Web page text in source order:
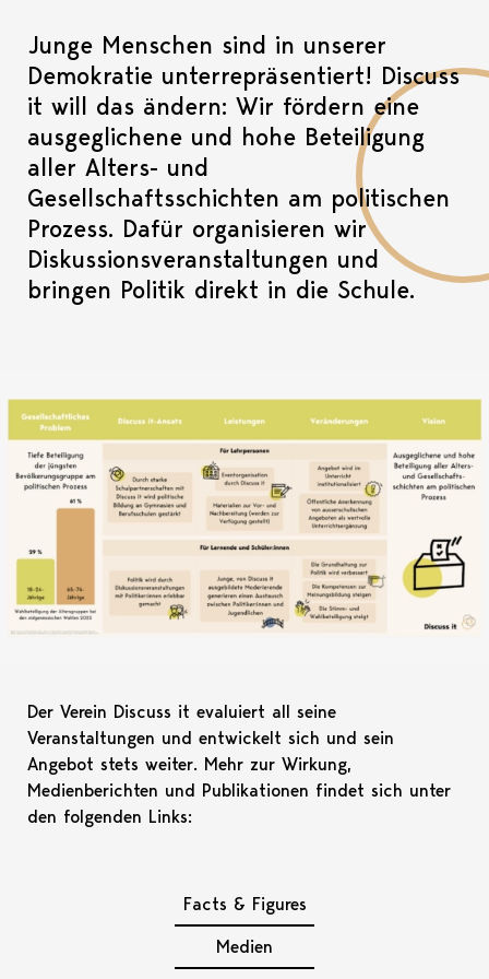
Junge Menschen sind in unserer
Demokratie unterrepräsentiert! Discuss
it will das ändern: Wir fördern eine
ausgeglichene und hohe Beteiligung
aller Alters- und
Gesellschaftsschichten am politischen
Prozess. Dafür organisieren wir
Diskussionsveranstaltungen und
bringen Politik direkt in die Schule.
Der Verein Discuss it evaluiert all seine
Veranstaltungen und entwickelt sich und sein
Angebot stets weiter. Mehr zur Wirkung,
Medienberichten und Publikationen findet sich unter
den folgenden Links:
Facts & Figures
Medien